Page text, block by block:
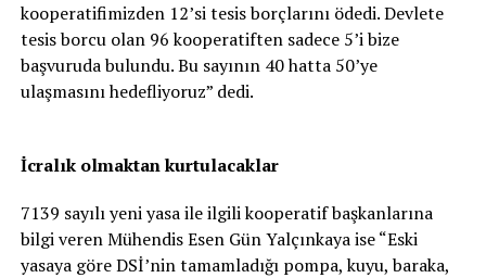
kooperatifimizden 12’si tesis borçlarını ödedi. Devlete
tesis borcu olan 96 kooperatiften sadece 5’i bize
başvuruda bulundu. Bu sayının 40 hatta 50’ye
ulaşmasını hedefliyoruz” dedi.
İcralık olmaktan kurtulacaklar
7139 sayılı yeni yasa ile ilgili kooperatif başkanlarına
bilgi veren Mühendis Esen Gün Yalçınkaya ise “Eski
yasaya göre DSİ’nin tamamladığı pompa, kuyu, baraka,